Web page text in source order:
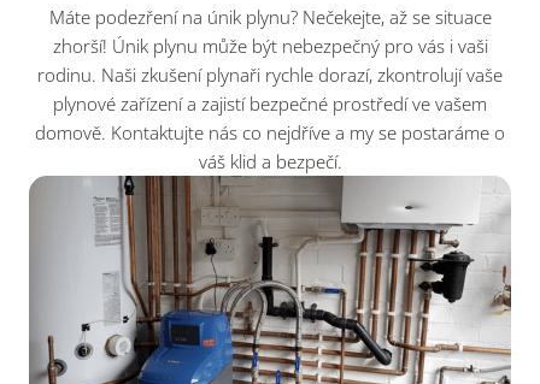
Máte podezření na únik plynu? Nečekejte, až se situace
zhorší! Únik plynu může být nebezpečný pro vás i vaši
rodinu. Naši zkušení plynaři rychle dorazí, zkontrolují vaše
plynové zařízení a zajistí bezpečné prostředí ve vašem
domově. Kontaktujte nás co nejdříve a my se postaráme o
váš klid a bezpečí.